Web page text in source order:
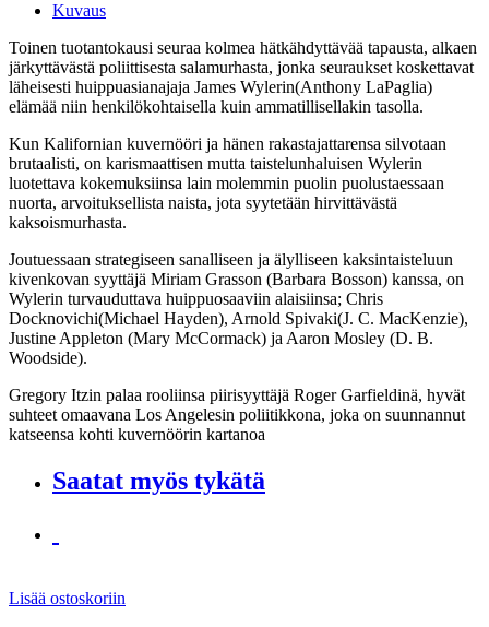
Kuvaus
Toinen tuotantokausi seuraa kolmea hätkähdyttävää tapausta, alkaen
järkyttävästä poliittisesta salamurhasta, jonka seuraukset koskettavat
läheisesti huippuasianajaja James Wylerin(Anthony LaPaglia)
elämää niin henkilökohtaisella kuin ammatillisellakin tasolla.
Kun Kalifornian kuvernööri ja hänen rakastajattarensa silvotaan
brutaalisti, on karismaattisen mutta taistelunhaluisen Wylerin
luotettava kokemuksiinsa lain molemmin puolin puolustaessaan
nuorta, arvoituksellista naista, jota syytetään hirvittävästä
kaksoismurhasta.
Joutuessaan strategiseen sanalliseen ja älylliseen kaksintaisteluun
kivenkovan syyttäjä Miriam Grasson (Barbara Bosson) kanssa, on
Wylerin turvauduttava huippuosaaviin alaisiinsa; Chris
Docknovichi(Michael Hayden), Arnold Spivaki(J. C. MacKenzie),
Justine Appleton (Mary McCormack) ja Aaron Mosley (D. B.
Woodside).
Gregory Itzin palaa rooliinsa piirisyyttäjä Roger Garfieldinä, hyvät
suhteet omaavana Los Angelesin poliitikkona, joka on suunnannut
katseensa kohti kuvernöörin kartanoa
Saatat myös tykätä
Lisää ostoskoriin